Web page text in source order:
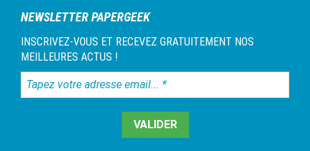
NEWSLETTER PAPERGEEK
INSCRIVEZ-VOUS ET RECEVEZ GRATUITEMENT NOS
MEILLEURES ACTUS !
Tapez
votre